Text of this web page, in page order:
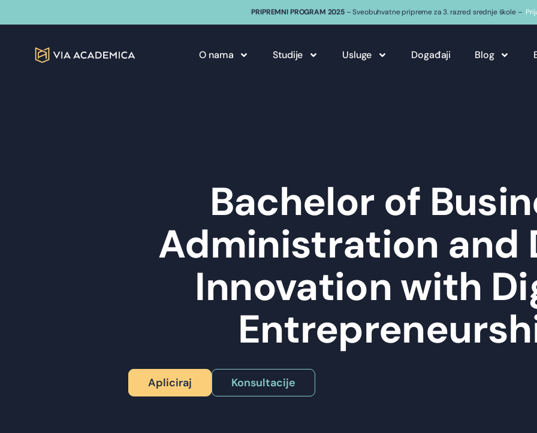
PRIPREMNI PROGRAM 2025– Sveobuhvatne pripreme za 3. razred srednje škole –
O nama Studije Usluge Događaji Blog
Bachelor of
Administration and
Innovation with
Apliciraj Konsultacije